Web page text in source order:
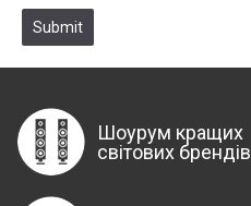
Submit
Шоурум кращих
світових брендів